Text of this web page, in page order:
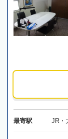
最寄駅 JR・